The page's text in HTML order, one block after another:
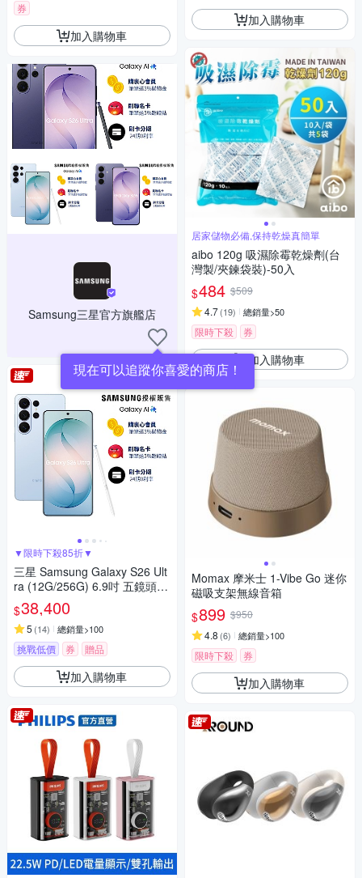
券
加入購物車
Samsung三星官方旗艦店
現在可以追蹤你喜愛的商店！
▼限時下殺85折▼
三星 Samsung Galaxy S26 Ult
ra (12G/256G) 6.9吋 五鏡頭智
慧手機
$38,400
5 (14) 總銷量>100
挑戰低價 券 贈品
加入購物車
加入購物車
居家儲物必備,保持乾燥真簡單
aibo 120g 吸濕除霉乾燥劑(台
灣製/夾鍊袋裝)-50入
$484 $509
4.7(19) 總銷量>50
限時下殺 券
加入購物車
Momax 摩米士 1-Vibe Go 迷你
磁吸支架無線音箱
$899 $950
4.8 (6) 總銷量>100
限時下殺 券
加入購物車